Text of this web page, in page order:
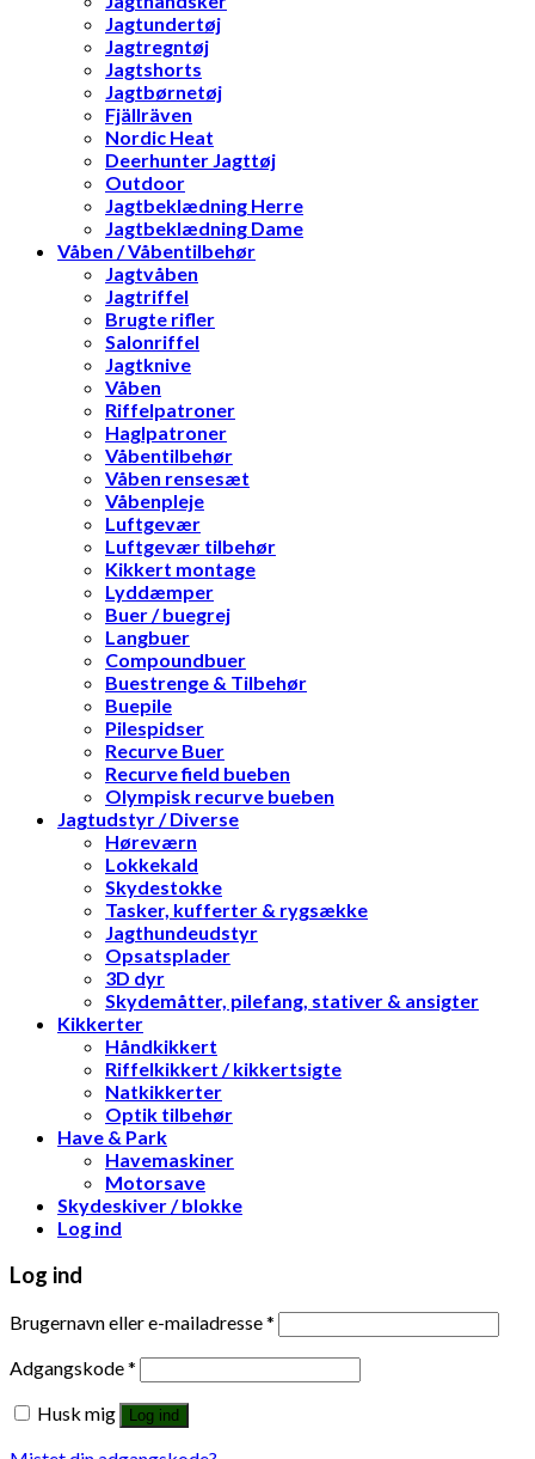
Jagtundertøj
Jagtregntøj
Jagtshorts
Jagtbørnetøj
Fjällräven
Nordic Heat
Deerhunter Jagttøj
Outdoor
Jagtbeklædning Herre
Jagtbeklædning Dame
Våben / Våbentilbehør
Jagtvåben
Jagtriffel
Brugte rifler
Salonriffel
Jagtknive
Våben
Riffelpatroner
Haglpatroner
Våbentilbehør
Våben rensesæt
Våbenpleje
Luftgevær
Luftgevær tilbehør
Kikkert montage
Lyddæmper
Buer / buegrej
Langbuer
Compoundbuer
Buestrenge & Tilbehør
Buepile
Pilespidser
Recurve Buer
Recurve field bueben
Olympisk recurve bueben
Jagtudstyr / Diverse
Høreværn
Lokkekald
Skydestokke
Tasker, kufferter & rygsække
Jagthundeudstyr
Opsatsplader
3D dyr
Skydemåtter, pilefang, stativer & ansigter
Kikkerter
Håndkikkert
Riffelkikkert / kikkertsigte
Natkikkerter
Optik tilbehør
Have & Park
Havemaskiner
Motorsave
Skydeskiver / blokke
Log ind
Log ind
Brugernavn eller e-mailadresse*
Adgangskode*
Husk mig
Log ind